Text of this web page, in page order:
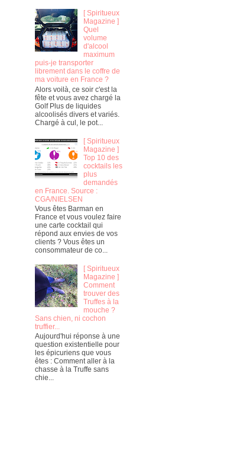
[ Spiritueux
Magazine ]
Quel
volume
d'alcool
maximum
puis-je transporter
librement dans le coffre de
ma voiture en France ?
Alors voilà, ce soir c'est la
fête et vous avez chargé la
Golf Plus de liquides
alcoolisés divers et variés.
Chargé à cul, le pot...
[ Spiritueux
Magazine ]
Top 10 des
cocktails les
plus
demandés
en France. Source :
CGA/NIELSEN
Vous êtes Barman en
France et vous voulez faire
une carte cocktail qui
répond aux envies de vos
clients ? Vous êtes un
consommateur de co...
[ Spiritueux
Magazine ]
Comment
trouver des
Truffes à la
mouche ?
Sans chien, ni cochon
truffier...
Aujourd'hui réponse à une
question existentielle pour
les épicuriens que vous
êtes : Comment aller à la
chasse à la Truffe sans
chie...